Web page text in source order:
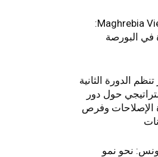
التأمينات المغربية حياة Maghrebia Vie:
البورصة
تنظم الدورة الثانية
حول دور
الإصلاحات وفرص
نحو نمو